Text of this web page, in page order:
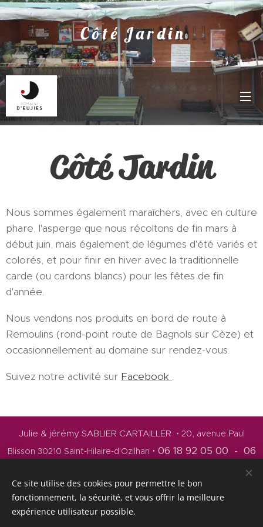
C ô t é J a r d i n
Côté Jardin
Nous sommes également maraîchers, avec en culture
phare, l'asperge que nous récoltons de fin mars à
début juin, mais également de légumes d'été variés et
colorés, et pour finir en hiver avec la traditionnelle
carde (ou cardons blancs) pour les fêtes de fin
d'année.
Nous vendons nos produits en bord de route à
Remoulins (rond-point route de Bagnols sur Cèze) et
occasionnellement au domaine sur rendez-vous.
Suivez notre activité sur Facebook .
Julie & jérémy SABLIER CARTAILLER • 20, avenue Paul
Blisson 30210 Saint-Hilaire-d'Ozilhan • 06 18 92 05 00 - 06
facebook.com/domainedeujies
© Tous droits réservés • Crédits Photos Domaine d'Eujies et Marie
Maviel • Composition et réalisation DedGARD 2022 © •
Ce site utilise des cookies pour permettre le bon
fonctionnement, la sécurité, et vous offrir la meilleure
expérience utilisateur possible.